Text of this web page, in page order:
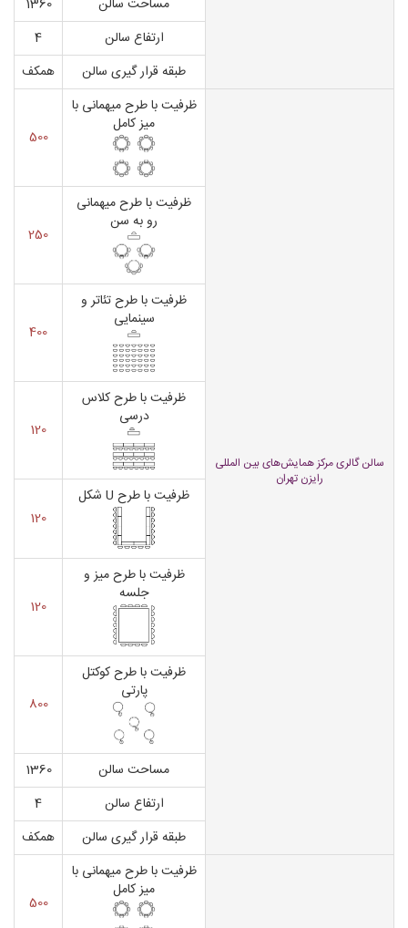
مساحت سالن
1360
ارتفاع سالن
4
طبقه قرار گیری سالن
همکف
سالن گالری مرکز همایش‌های بین المللی
رایزن تهران
ظرفیت با طرح میهمانی با
میز کامل
500
ظرفیت با طرح میهمانی
رو به سن
250
ظرفیت با طرح تئاتر و
سینمایی
400
ظرفیت با طرح کلاس
درسی
120
ظرفیت با طرح U شکل
120
ظرفیت با طرح میز و
جلسه
120
ظرفیت با طرح کوکتل
پارتی
800
مساحت سالن
1360
ارتفاع سالن
4
طبقه قرار گیری سالن
همکف
ظرفیت با طرح میهمانی با
میز کامل
500